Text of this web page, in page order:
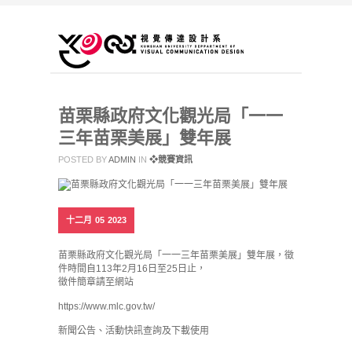
苗栗縣政府文化觀光局「一一
三年苗栗美展」雙年展
POSTED BYADMIN IN ❖競賽資訊
十二月 05 2023
苗栗縣政府文化觀光局「一一三年苗栗美展」雙年展，徵
件時間自113年2月16日至25日止，
徵件簡章請至網站
https://www.mlc.gov.tw/
新聞公告、活動快訊查詢及下載使用